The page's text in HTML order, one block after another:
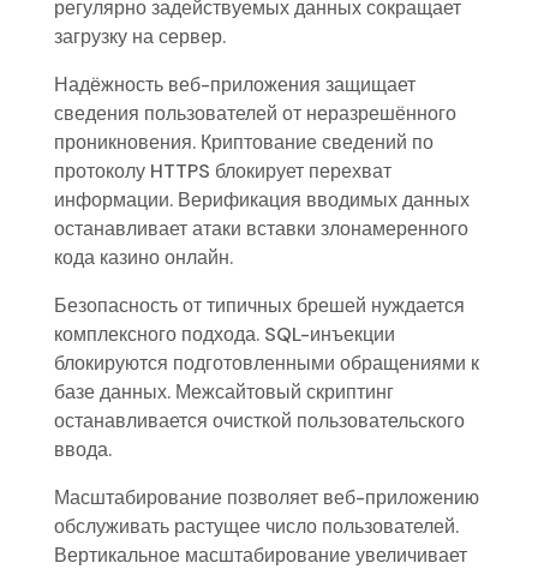
регулярно задействуемых данных сокращает
загрузку на сервер.
Надёжность веб-приложения защищает
сведения пользователей от неразрешённого
проникновения. Криптование сведений по
протоколу HTTPS блокирует перехват
информации. Верификация вводимых данных
останавливает атаки вставки злонамеренного
кода казино онлайн.
Безопасность от типичных брешей нуждается
комплексного подхода. SQL-инъекции
блокируются подготовленными обращениями к
базе данных. Межсайтовый скриптинг
останавливается очисткой пользовательского
ввода.
Масштабирование позволяет веб-приложению
обслуживать растущее число пользователей.
Вертикальное масштабирование увеличивает